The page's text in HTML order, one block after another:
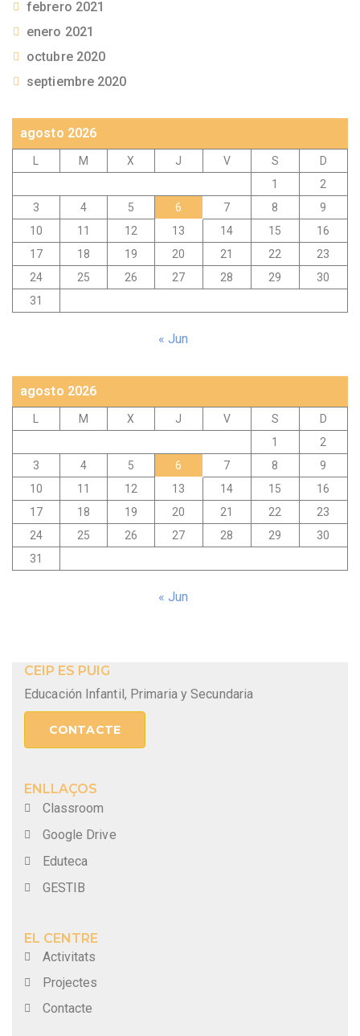
febrero 2021
enero 2021
octubre 2020
septiembre 2020
agosto 2026
M X J V S
D
1
2
3
4 5 6 7 8
9
10
11 12 13 14 15
16
17
18 19 20 21 22
23
24
25 26 27 28 29
30
31
« Jun
agosto 2026
M X J V S
D
1
2
3
4 5 6 7 8
9
10
11 12 13 14 15
16
17
18 19 20 21 22
23
24
25 26 27 28 29
30
31
« Jun
CEIP ES PUIG
Educación Infantil, Primaria y Secundaria
CONTACTE
ENLLAÇOS
Classroom
Google Drive
Eduteca
GESTIB
EL CENTRE
Activitats
Projectes
Contacte